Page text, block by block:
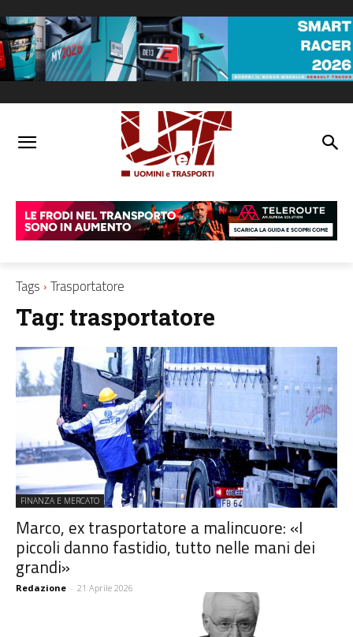
Tags Trasportatore
Tag: trasportatore
FINANZA E MERCATO
Marco, ex trasportatore a malincuore: «I
piccoli danno fastidio, tutto nelle mani dei
grandi»
Redazione - 21 Aprile 2026